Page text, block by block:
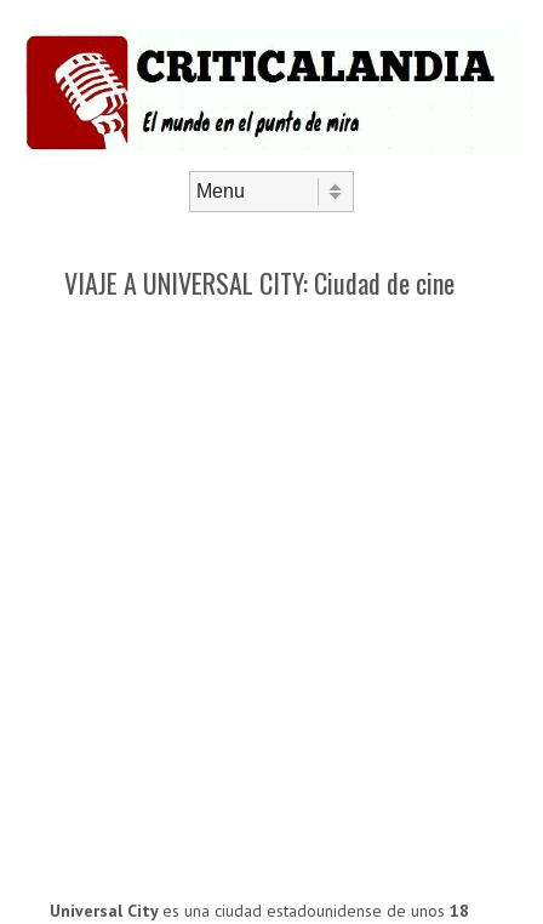
VIAJE A UNIVERSAL CITY: Ciudad de cine
Universal Cityes una ciudad estadounidense de unos 18